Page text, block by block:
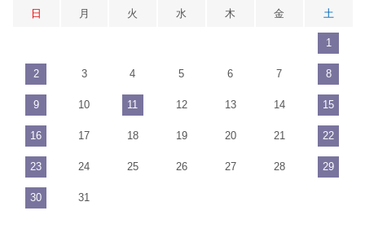
日 月 火 水 木 金 土
1
2 3 4 5 6 7 8
9 10 11 12 13 14 15
16 17 18 19 20 21 22
23 24 25 26 27 28 29
30 31